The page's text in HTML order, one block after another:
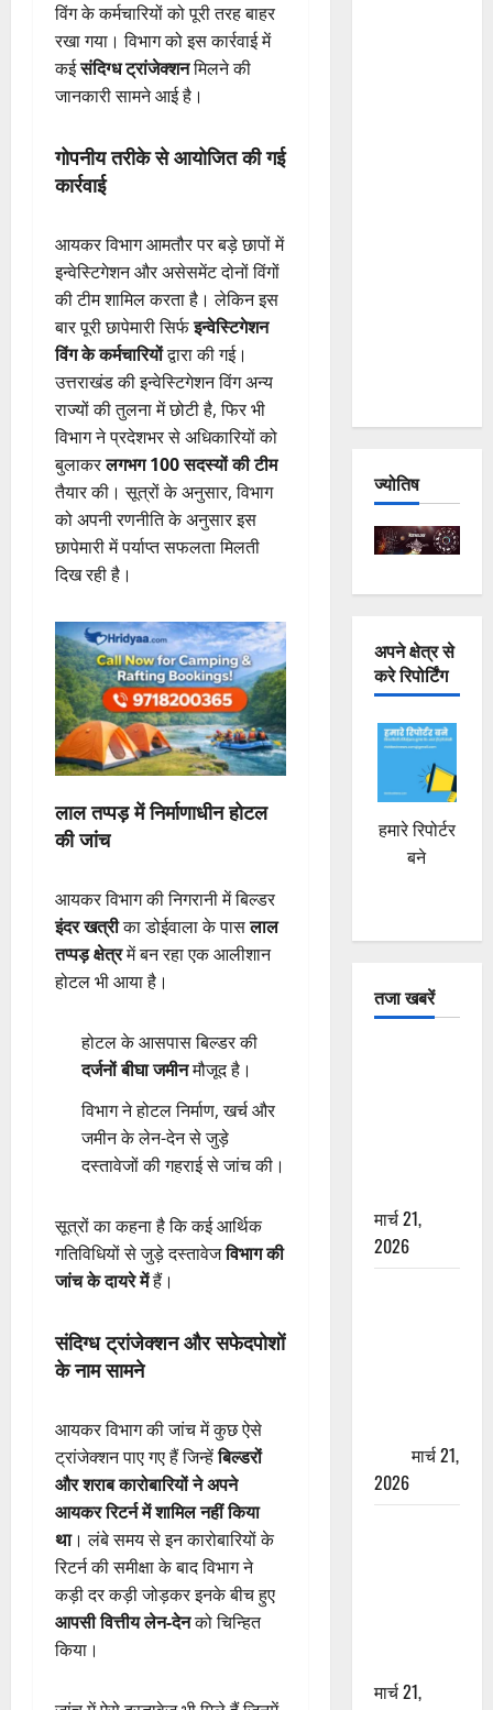
विंग के कर्मचारियों को पूरी तरह बाहर
रखा गया। विभाग को इस कार्रवाई में
कईसंदिग्ध ट्रांजेक्शनमिलने की
जानकारी सामने आई है।
गोपनीय तरीके से आयोजित की गई
कार्रवाई
आयकर विभाग आमतौर पर बड़े छापों में
इन्वेस्टिगेशन और असेसमेंट दोनों विंगों
की टीम शामिल करता है। लेकिन इस
बार पूरी छापेमारी सिर्फइन्वेस्टिगेशन
विंग के कर्मचारियोंद्वारा की गई।
उत्तराखंड की इन्वेस्टिगेशन विंग अन्य
राज्यों की तुलना में छोटी है, फिर भी
विभाग ने प्रदेशभर से अधिकारियों को
बुलाकरलगभग 100 सदस्यों की टीम
तैयार की। सूत्रों के अनुसार, विभाग
को अपनी रणनीति के अनुसार इस
छापेमारी में पर्याप्त सफलता मिलती
दिख रही है।
लाल तप्पड़ में निर्माणाधीन होटल
की जांच
आयकर विभाग की निगरानी में बिल्डर
इंदर खत्रीका डोईवाला के पासलाल
तप्पड़ क्षेत्रमें बन रहा एक आलीशान
होटल भी आया है।
होटल के आसपास बिल्डर की
दर्जनों बीघा जमीनमौजूद है।
विभाग ने होटल निर्माण, खर्च और
जमीन के लेन-देन से जुड़े
दस्तावेजों की गहराई से जांच की।
सूत्रों का कहना है कि कई आर्थिक
गतिविधियों से जुड़े दस्तावेजविभाग की
जांच के दायरे मेंहैं।
संदिग्ध ट्रांजेक्शन और सफेदपोशों
के नाम सामने
आयकर विभाग की जांच में कुछ ऐसे
ट्रांजेक्शन पाए गए हैं जिन्हेंबिल्डरों
और शराब कारोबारियों ने अपने
आयकर रिटर्न में शामिल नहीं किया
था। लंबे समय से इन कारोबारियों के
रिटर्न की समीक्षा के बाद विभाग ने
कड़ी दर कड़ी जोड़कर इनके बीच हुए
आपसी वित्तीय लेन-देनको चिन्हित
किया।
ज्योतिष
अपने क्षेत्र से
करे रिपोर्टिंग
हमारे रिपोर्टर
बने
तजा खबरें
मार्च 21,
2026
मार्च 21,
2026
मार्च 21,